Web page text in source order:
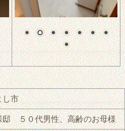
し市
邸 ５０代男性、高齢のお母様